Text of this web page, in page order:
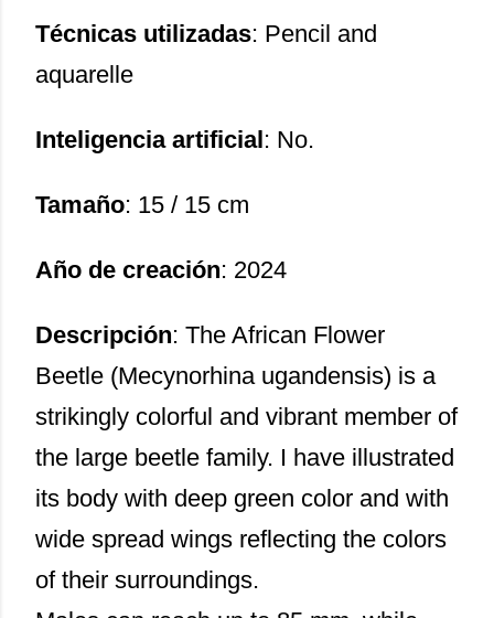
Técnicas utilizadas: Pencil and
aquarelle
Inteligencia artificial: No.
Tamaño: 15 / 15 cm
Año de creación: 2024
Descripción: The African Flower
Beetle (Mecynorhina ugandensis) is a
strikingly colorful and vibrant member of
the large beetle family. I have illustrated
its body with deep green color and with
wide spread wings reflecting the colors
of their surroundings.